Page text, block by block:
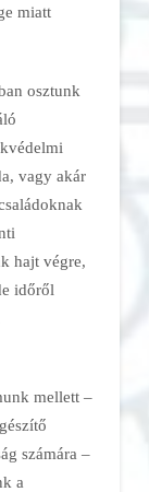
miatt
osztunk
vagy akár
hajt végre,
időről
mellett –
számára –
a